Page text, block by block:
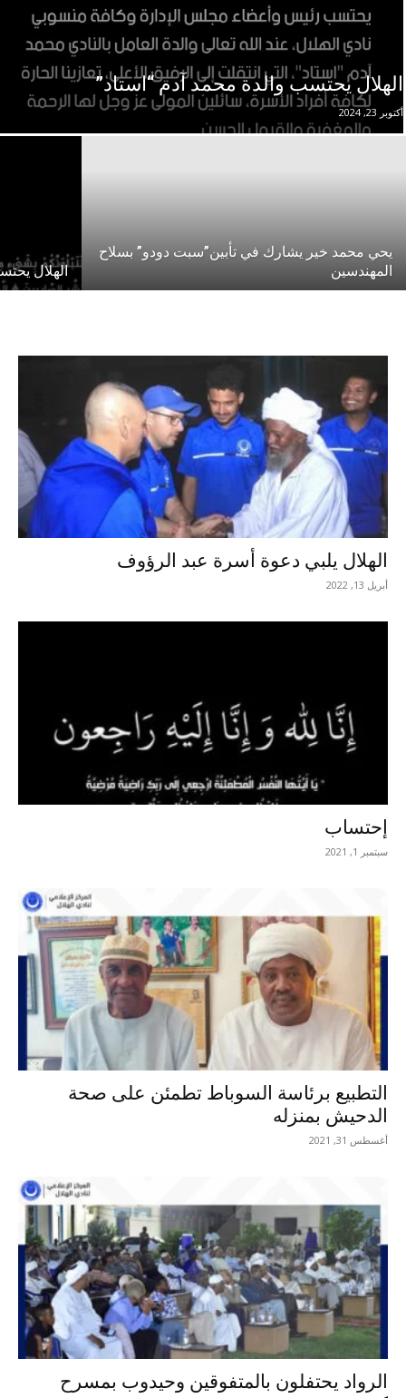
الهلال يحتسب والدة محمد آدم “استاد”
أكتوبر 23, 2024
يحي محمد خير يشارك في تأبين”سبت دودو” بسلاح
المهندسين
الهلال
الهلال يلبي دعوة أسرة عبد الرؤوف
أبريل 13, 2022
إحتساب
سبتمبر 1, 2021
التطبيع برئاسة السوباط تطمئن على صحة
الدحيش بمنزله
أغسطس 31, 2021
الرواد يحتفلون بالمتفوقين وحيدوب بمسرح